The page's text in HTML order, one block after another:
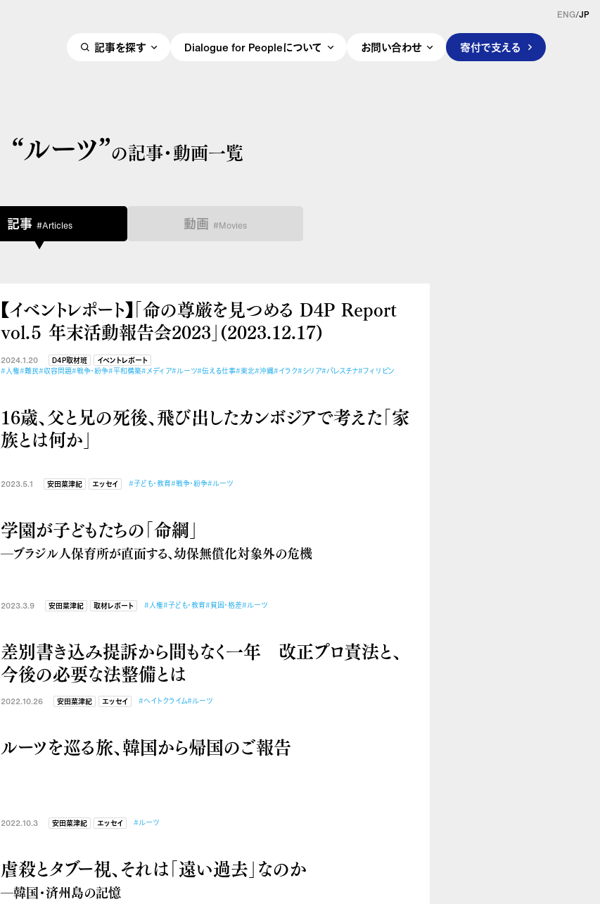
記事を探す Dialogue for Peopleについて お問い合わせ 寄付で支える
ENG/JP
“ルーツ”の記事・動画一覧
記事 #Articles 動画 #Movies
【イベントレポート】「命の尊厳を見つめる D4P Report
vol.５ 年末活動報告会2023」(2023.12.17)
2024.1.20 D4P取材班
イベントレポート
#人権#難民#収容問題#戦争・紛争#平和構築#メディア#ルーツ#伝える仕事#東北#沖縄#イラク#シリア#パレスチナ#フィリピン
16歳、父と兄の死後、飛び出したカンボジアで考えた「家
族とは何か」
2023.5.1 安田菜津紀 エッセイ #子ども・教育#戦争・紛争#ルーツ
学園が子どもたちの「命綱」
―ブラジル人保育所が直面する、幼保無償化対象外の危機
2023.3.9 安田菜津紀 取材レポート #人権#子ども・教育#貧困・格差#ルーツ
差別書き込み提訴から間もなく一年 改正プロ責法と、
今後の必要な法整備とは
2022.10.26 安田菜津紀 エッセイ #ヘイトクライム#ルーツ
ルーツを巡る旅、韓国から帰国のご報告
2022.10.3 安田菜津紀 エッセイ #ルーツ
虐殺とタブー視、それは「遠い過去」なのか
―韓国・済州島の記憶